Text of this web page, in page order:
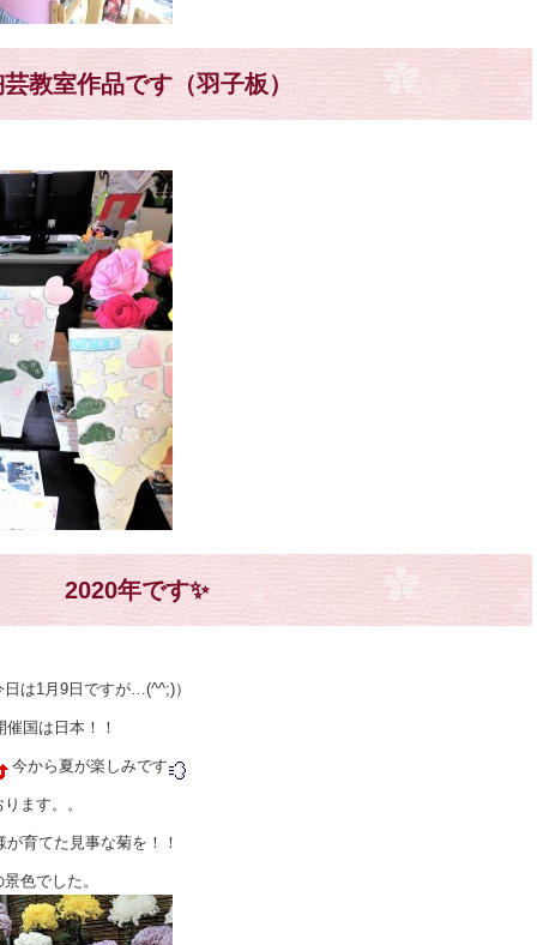
教室作品です（羽子板）
2020年です✨
は1月9日ですが…(^^;)）
国は日本！！
今から夏が楽しみです
ます。。
育てた見事な菊を！！
色でした。